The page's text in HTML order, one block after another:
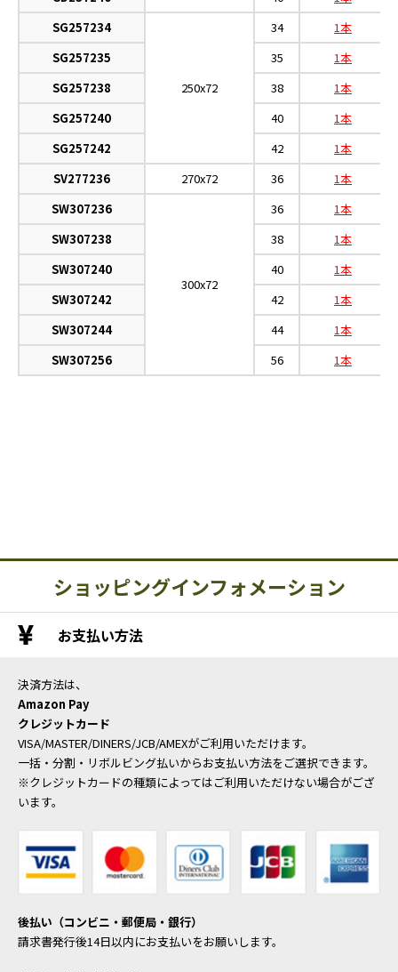
SG257234
250x72
34
1本
SG257235
35
1本
SG257238
38
1本
SG257240
40
1本
SG257242
42
1本
SV277236
270x72 36
1本
SW307236
300x72
36
1本
SW307238
38
1本
SW307240
40
1本
SW307242
42
1本
SW307244
44
1本
SW307256
56 1本
ショッピングインフォメーション
お支払い方法
決済方法は、
Amazon Pay
クレジットカード
VISA/MASTER/DINERS/JCB/AMEXがご利用いただけます。
一括・分割・リボルビング払いからお支払い方法をご選択できます。
※クレジットカードの種類によってはご利用いただけない場合がござ
います。
後払い（コンビニ・郵便局・銀行）
請求書発行後14日以内にお支払いをお願いします。